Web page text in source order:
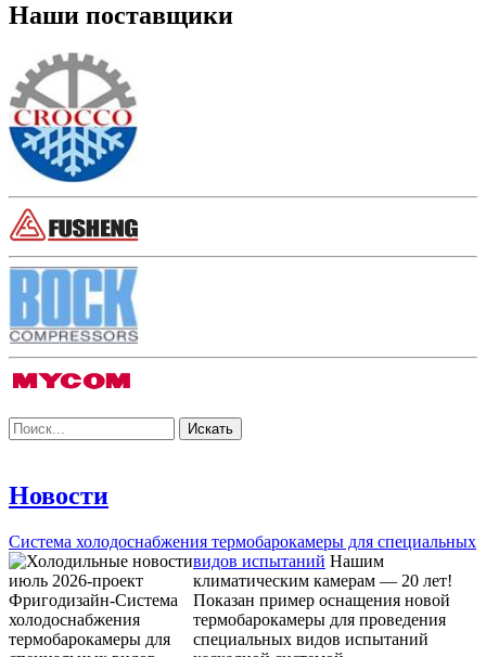
Наши поставщики
Новости
Система холодоснабжения термобарокамеры для специальных
видов испытаний Нашим
климатическим камерам — 20 лет!
Показан пример оснащения новой
термобарокамеры для проведения
специальных видов испытаний